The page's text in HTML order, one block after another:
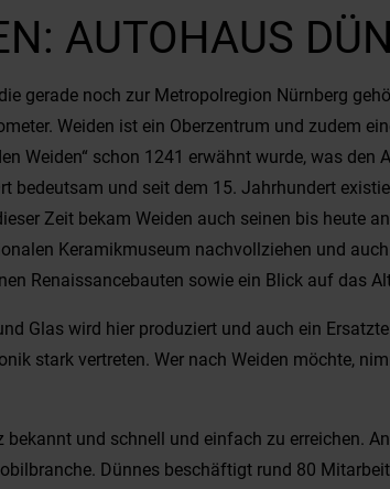
AUTOHAUS
gerade noch zur Metropolregion Nürnberg
Weiden ist ein Oberzentrum und zudem
Weiden“ schon 1241 erwähnt wurde, was
bedeutsam und seit dem 15. Jahrhundert
Zeit bekam Weiden auch seinen bis heute
Keramikmuseum nachvollziehen und
Renaissancebauten sowie ein Blick auf das
Glas wird hier produziert und auch ein
stark vertreten. Wer nach Weiden möchte,
und schnell und einfach zu erreichen.
Dünnes beschäftigt rund 80